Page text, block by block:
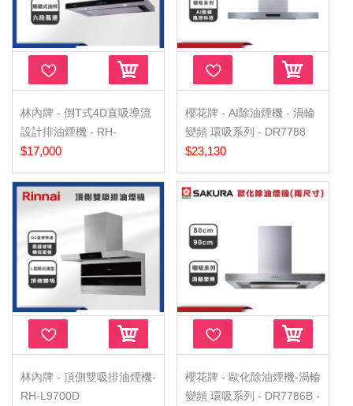
林內牌 - 倒T式4D直吸導流
設計排油煙機 - RH-
8171(80CM)
$17,000
櫻花牌 - AI除油煙機 - 渦輪
變頻 環吸系列 - DR7788
$23,130
林內牌 - 頂側雙吸排油煙機-
RH-L9700D
櫻花牌 - 歐化除油煙機-渦輪
變頻 環吸系列 - DR7786B -